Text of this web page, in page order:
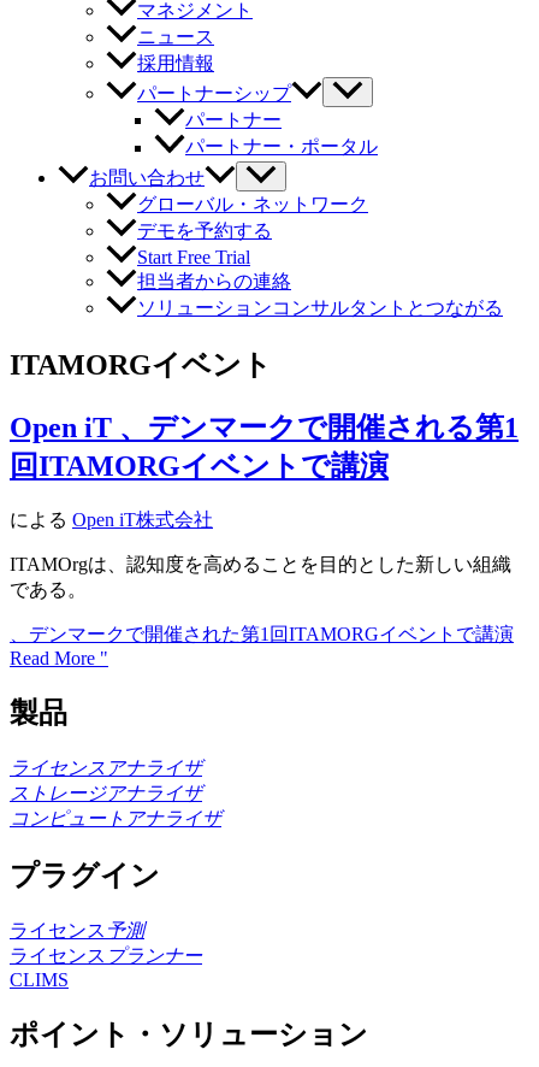
マネジメント
ニュース
採用情報
パートナーシップ
パートナー
パートナー・ポータル
お問い合わせ
グローバル・ネットワーク
デモを予約する
Start Free Trial
担当者からの連絡
ソリューションコンサルタントとつながる
ITAMORGイベント
Open iT 、デンマークで開催される第1
回ITAMORGイベントで講演
による Open iT株式会社
ITAMOrgは、認知度を高めることを目的とした新しい組織
である。
、デンマークで開催された第1回ITAMORGイベントで講演
Read More "
製品
ライセンスアナライザ
ストレージアナライザ
コンピュートアナライザ
プラグイン
ライセンス 予測
ライセンス プランナー
CLIMS
ポイント・ソリューション